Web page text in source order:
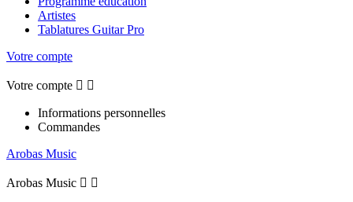
Artistes
Tablatures Guitar Pro
Votre compte
Votre compte  
Informations personnelles
Commandes
Arobas Music
Arobas Music  